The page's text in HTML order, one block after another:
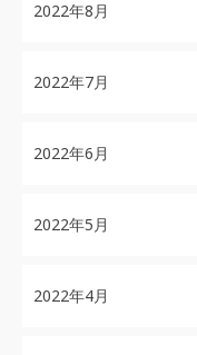
2022年8月
2022年7月
2022年6月
2022年5月
2022年4月